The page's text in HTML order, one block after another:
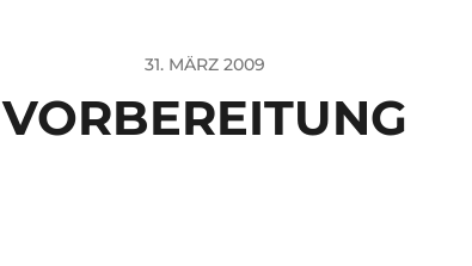
31. MÄRZ 2009
VORBEREITUNG